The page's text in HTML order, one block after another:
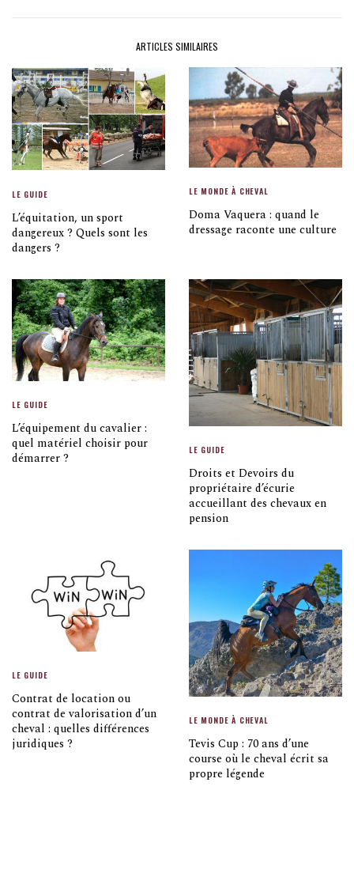
ARTICLES SIMILAIRES
LE GUIDE
L’équitation, un sport
dangereux ? Quels sont les
dangers ?
LE MONDE À CHEVAL
Doma Vaquera : quand le
dressage raconte une culture
LE GUIDE
L’équipement du cavalier :
quel matériel choisir pour
démarrer ?
LE GUIDE
Droits et Devoirs du
propriétaire d’écurie
accueillant des chevaux en
pension
LE GUIDE
Contrat de location ou
contrat de valorisation d’un
cheval : quelles différences
juridiques ?
LE MONDE À CHEVAL
Tevis Cup : 70 ans d’une
course où le cheval écrit sa
propre légende